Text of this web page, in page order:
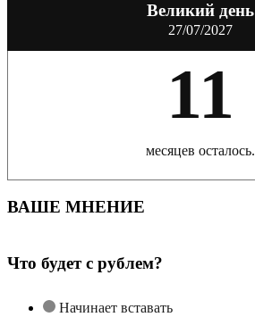
Великий день
27/07/2027
11
месяцев осталось.
ВАШЕ МНЕНИЕ
Что будет с рублем?
Начинает вставать